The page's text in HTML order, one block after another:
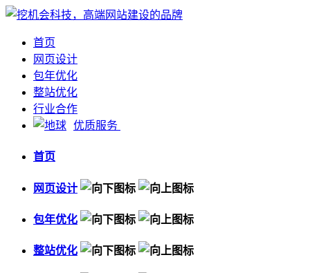
首页
网页设计
包年优化
整站优化
行业合作
优质服务
首页
网页设计
包年优化
整站优化